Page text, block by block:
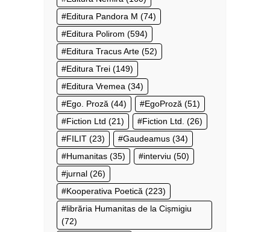
Editura Pandora M (74)
Editura Polirom (594)
Editura Tracus Arte (52)
Editura Trei (149)
Editura Vremea (34)
Ego. Proză (44) EgoProză (51)
Fiction Ltd (21) Fiction Ltd. (26)
FILIT (23) Gaudeamus (34)
Humanitas (35) interviu (50)
jurnal (26)
Kooperativa Poetică (223)
librăria Humanitas de la Cișmigiu
(72)